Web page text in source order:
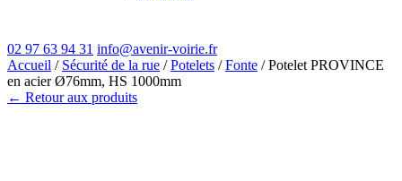
02 97 63 94 31 info@avenir-voirie.fr
Accueil / Sécurité de la rue /Potelets /Fonte / Potelet PROVINCE
en acier Ø76mm, HS 1000mm
← Retour aux produits